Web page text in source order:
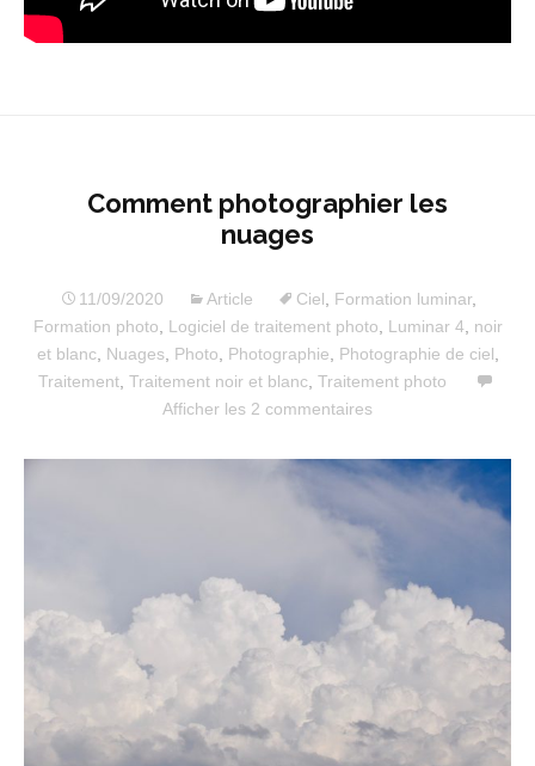
Comment photographier les
nuages
11/09/2020 Article Ciel Formation luminar,
Formation photo
Logiciel de traitement photo Luminar 4
noir
et blanc, Nuages Photo Photographie Photographie de ciel
Traitement Traitement noir et blanc Traitement photo
Afficher les 2 commentaires